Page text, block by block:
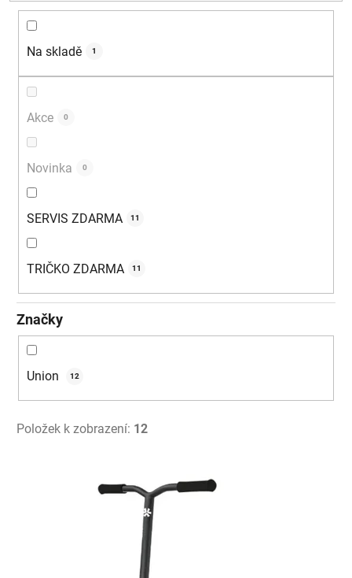
d
Na skladě 1
Akce 0
Novinka 0
SERVIS ZDARMA 11
TRIČKO ZDARMA 11
Značky
Union 12
Položek k zobrazení: 12